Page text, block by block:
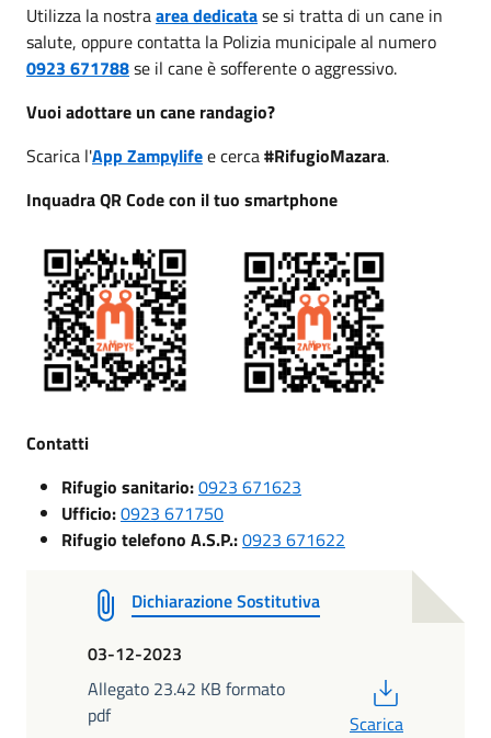
Utilizza la nostraarea dedicatase si tratta di un cane in
salute, oppure contatta la Polizia municipale al numero
0923 671788se il cane è sofferente o aggressivo.
Vuoi adottare un cane randagio?
Scarica l'App Zampylifee cerca#RifugioMazara.
Inquadra QR Code con il tuo smartphone
Contatti
Rifugio sanitario:0923 671623
Ufficio:0923 671750
Rifugio telefono A.S.P.:0923 671622
Dichiarazione Sostitutiva
03-12-2023
Allegato 23.42 KB formato
pdf
Scarica